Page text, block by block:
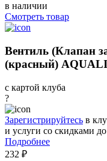
в наличии
Смотреть товар
Вентиль (Клапан
(красный)
с картой клуба
?
Зарегистрируйтесь в
и услуги со скидками
Подробнее
232 ₽